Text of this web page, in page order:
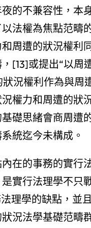
的不兼容性，本
法權為焦點范疇
周遭的狀況權利
[13]或提出“以
況權利作為與
權力和周遭的狀
礎思緒會商周遭
統迄今未構成。
在的事務的實行
實行法理學不只
理學的缺點，並
況法學基礎范疇